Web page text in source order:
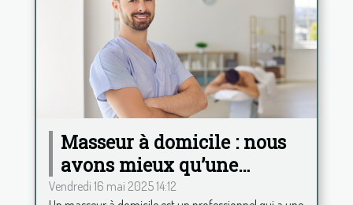
Masseur à domicile : nous
avons mieux qu’une
application pour calculer
Vendredi 16 mai 2025 14:12